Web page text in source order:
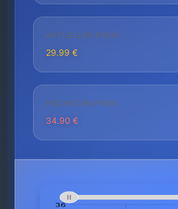
AKTUELLER PREIS
29.99 €
HÖCHSTER PREIS
34.90 €